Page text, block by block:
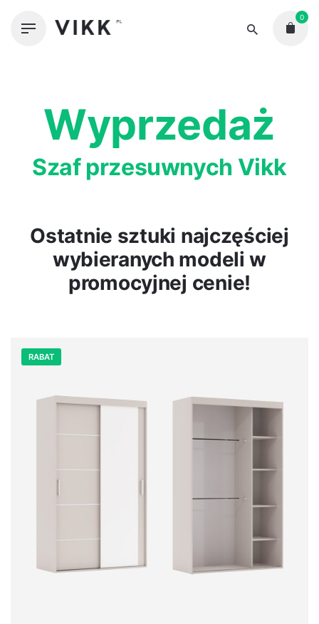
0
Wyprzedaż
Szaf przesuwnych Vikk
Ostatnie sztuki najczęściej
wybieranych modeli w
promocyjnej cenie!
RABAT